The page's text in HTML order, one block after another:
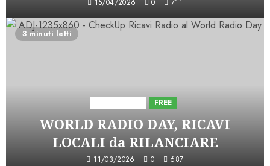
15/04/2026 0 711
3 minuti letti
FREE
WORLD RADIO DAY, RICAVI
LOCALI da RILANCIARE
11/03/2026 0 687